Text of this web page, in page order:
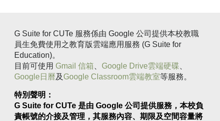
G Suite for CUTe 服務係由 Google 公司提供本校教職
員生免費使用之教育版雲端應用服務 (G Suite for
Education)。
目前可使用 Gmail 信箱 Google Drive雲端硬碟
Google日曆及 Google Classroom雲端教室等服務。
特別聲明：
G Suite for CUTe 是由 Google 公司提供服務，本校負
責帳號的介接及管理，其服務內容、期限及空間容量將